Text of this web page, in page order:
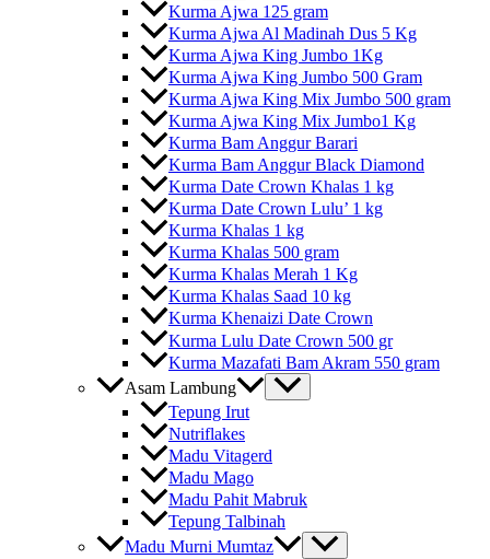
Kurma Ajwa 125 gram
Kurma Ajwa Al Madinah Dus 5 Kg
Kurma Ajwa King Jumbo 1Kg
Kurma Ajwa King Jumbo 500 Gram
Kurma Ajwa King Mix Jumbo 500 gram
Kurma Ajwa King Mix Jumbo1 Kg
Kurma Bam Anggur Barari
Kurma Bam Anggur Black Diamond
Kurma Date Crown Khalas 1 kg
Kurma Date Crown Lulu’ 1 kg
Kurma Khalas 1 kg
Kurma Khalas 500 gram
Kurma Khalas Merah 1 Kg
Kurma Khalas Saad 10 kg
Kurma Khenaizi Date Crown
Kurma Lulu Date Crown 500 gr
Kurma Mazafati Bam Akram 550 gram
Asam Lambung
Tepung Irut
Nutriflakes
Madu Vitagerd
Madu Mago
Madu Pahit Mabruk
Tepung Talbinah
Madu Murni Mumtaz